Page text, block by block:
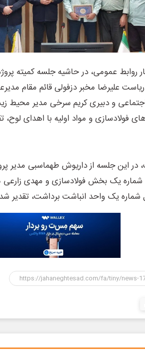
روابط عمومی، در حاشیه جلسه کمیته
علیرضا مخبر دزفولی قائم مقام
و دبیری کریم سرخی مدیر محیط
فولادسازی و مواد اولیه با اهدای لوح،
در این جلسه از داریوش طهماسبی مدیر
شماره یک بخش فولادسازی و مهدی زارعی
یک واحد انباشت برداشت، تقدیر